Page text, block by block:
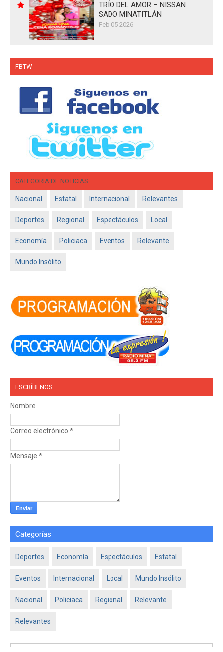
TRÍO DEL AMOR – NISSAN
SADO MINATITLÁN
Feb 05 2026
FBTW
CATEGORIA DE NOTICIAS
Nacional Estatal Internacional Relevantes
Deportes Regional Espectáculos Local
Economía Policiaca Eventos Relevante
Mundo Insólito
ESCRÍBENOS
Nombre
Correo electrónico *
Mensaje *
Categorías
Deportes Economía Espectáculos Estatal
Eventos Internacional Local Mundo Insólito
Nacional Policiaca Regional Relevante
Relevantes